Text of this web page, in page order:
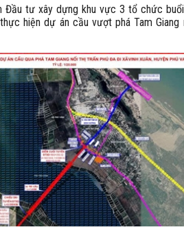
Đầu tư xây dựng khu vực 3 tổ chức
hiện dự án cầu vượt phá Tam Giang